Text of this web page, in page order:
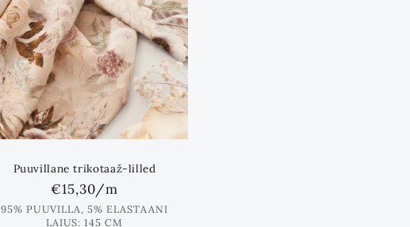
Puuvillane trikotaaž-lilled
Standards
hind
€15,30/m
95% PUUVILLA, 5% ELASTAANI
LAIUS: 145 CM